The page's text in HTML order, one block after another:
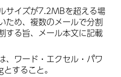
サイズが7.2MBを超える場
ため、複数のメールで分割
する旨、メール本文に記載
、ワード・エクセル・パワ
すること。